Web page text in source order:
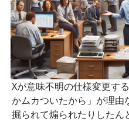
Xが意味不明の仕様変更す
かムカついたから」が理
掘られて煽られたりしたん